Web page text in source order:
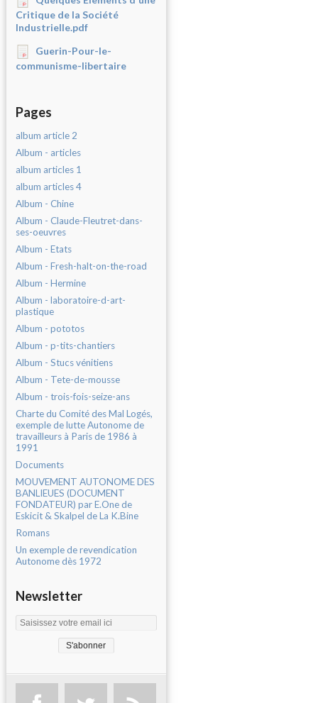
Critique de la Société
Industrielle.pdf
Guerin-Pour-le-
communisme-libertaire
Pages
album article 2
Album - articles
album articles 1
album articles 4
Album - Chine
Album - Claude-Fleutret-dans-
ses-oeuvres
Album - Etats
Album - Fresh-halt-on-the-road
Album - Hermine
Album - laboratoire-d-art-
plastique
Album - pototos
Album - p-tits-chantiers
Album - Stucs vénitiens
Album - Tete-de-mousse
Album - trois-fois-seize-ans
Charte du Comité des Mal Logés,
exemple de lutte Autonome de
travailleurs à Paris de 1986 à
1991
Documents
MOUVEMENT AUTONOME DES
BANLIEUES (DOCUMENT
FONDATEUR) par E.One de
Eskicit & Skalpel de La K.Bine
Romans
Un exemple de revendication
Autonome dès 1972
Newsletter